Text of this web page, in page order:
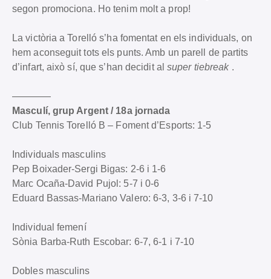
segon promociona. Ho tenim molt a prop!
La victòria a Torelló s’ha fomentat en els individuals, on
hem aconseguit tots els punts. Amb un parell de partits
d’infart, això sí, que s’han decidit alsuper tiebreak.
————
Masculí, grup Argent / 18a jornada
Club Tennis Torelló B – Foment d’Esports: 1-5
Individuals masculins
Pep Boixader-Sergi Bigas: 2-6 i 1-6
Marc Ocaña-David Pujol: 5-7 i 0-6
Eduard Bassas-Mariano Valero: 6-3, 3-6 i 7-10
Individual femení
Sònia Barba-Ruth Escobar: 6-7, 6-1 i 7-10
Dobles masculins